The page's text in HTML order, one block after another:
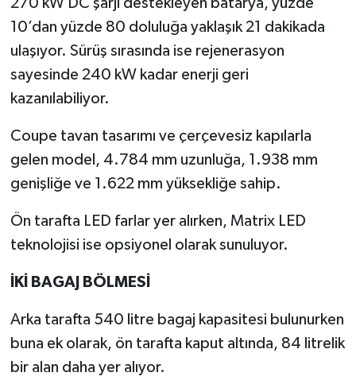
270 kW DC şarjı destekleyen batarya, yüzde
10’dan yüzde 80 doluluğa yaklaşık 21 dakikada
ulaşıyor. Sürüş sırasında ise rejenerasyon
sayesinde 240 kW kadar enerji geri
kazanılabiliyor.
Coupe tavan tasarımı ve çerçevesiz kapılarla
gelen model, 4.784 mm uzunluğa, 1.938 mm
genişliğe ve 1.622 mm yüksekliğe sahip.
Ön tarafta LED farlar yer alırken, Matrix LED
teknolojisi ise opsiyonel olarak sunuluyor.
İKİ BAGAJ BÖLMESİ
Arka tarafta 540 litre bagaj kapasitesi bulunurken
buna ek olarak, ön tarafta kaput altında, 84 litrelik
bir alan daha yer alıyor.